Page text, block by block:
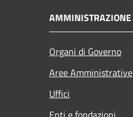
AMMINISTRAZIONE
Organi di Governo
Aree Amministrative
Uffici